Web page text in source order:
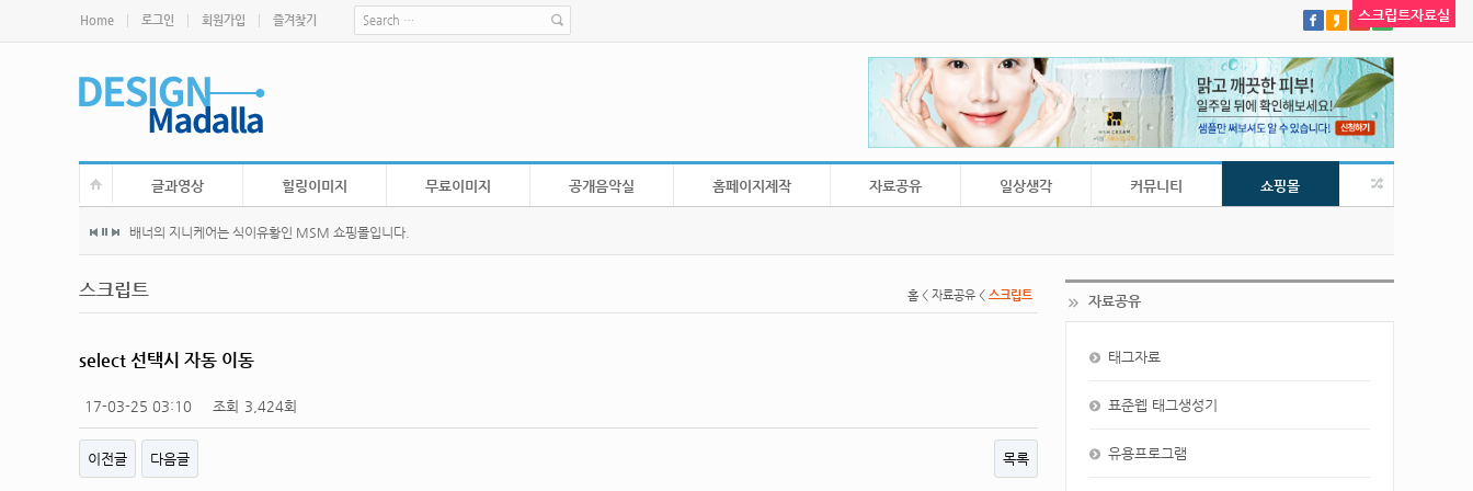
Home 로그인 회원가입 즐겨찾기
글과영상 힐링이미지 무료이미지 공개음악실 홈페이지제작 자료공유 일상생각 커뮤니티 쇼핑몰
배너의 지니케어는 식이유황인 MSM 쇼핑몰입니다.
스크립트 홈 < 자료공유 < 스크립트
스크립트자료실
select 선택시 자동 이동
17-03-25 03:10 조회 3,424회
이전글 다음글 목록
자료공유
태그자료
표준웹 태그생성기
유용프로그램